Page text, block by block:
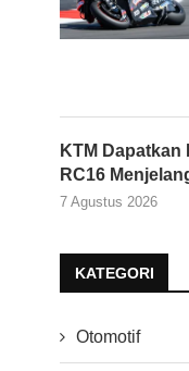
KTM
RC16
7 Agustus 2026
KATEGORI
Otomotif